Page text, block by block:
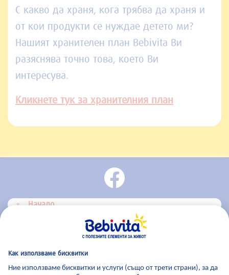
С какво да храня, кога трябва да храня и
от кои продукти се нуждае детето ми?
Нашият хранителен план Bebivita Ви
разяснява точно това, което Ви
интересува.
Кликнете тук за хранителния план
Начало
Bebivita Продукти
Bebivita Център за съвети